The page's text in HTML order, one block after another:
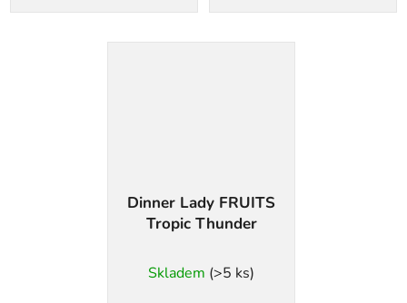
Dinner Lady FRUITS
Tropic Thunder
Skladem (>5 ks)